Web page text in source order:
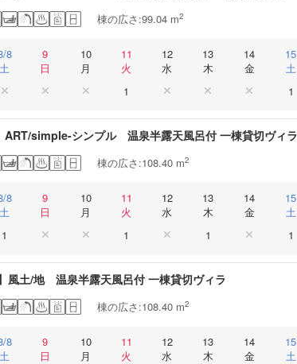
棟の広さ:99.04 m2
8
土
9
日
10
月
11
火
12
水
13
木
14
金
15
土
1
1
ART/simple-シンプル 温泉半露天風呂付 一棟貸切ヴィラ
棟の広さ:108.40 m2
8
土
9
日
10
月
11
火
12
水
13
木
14
金
15
土
1
1 1 1
風土/地 温泉半露天風呂付 一棟貸切ヴィラ
棟の広さ:108.40 m2
8
土
9
日
10
月
11
火
12
水
13
木
14
金
15
土